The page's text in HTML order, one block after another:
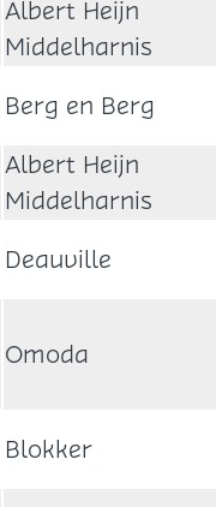
Albert Heijn
Middelharnis
Berg en Berg
Albert Heijn
Middelharnis
Deauville
Omoda
Blokker